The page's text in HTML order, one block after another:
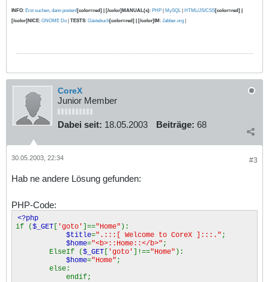
INFO: Erst suchen, dann posten![color=red] | [/color]MANUAL(s): PHP | MySQL | HTML/JS/CSS[color=red] |
[/color]NICE: GNOME Do | TESTS: Gästebuch[color=red] | [/color]IM: Jabber.org |
CoreX
Junior Member
Dabei seit: 18.05.2003 Beiträge: 68
#3
30.05.2003, 22:34
Hab ne andere Lösung gefunden:
PHP-Code:
<?php
if ($_GET [ 'goto' ]=="Home" ):
$title=".:::[ Welcome to CoreX ]:::." ;
$home="<b>::Home::</b>" ;
ElseIf ($_GET [ 'goto' ]!=="Home" ):
$home="Home" ;
else:
endif;